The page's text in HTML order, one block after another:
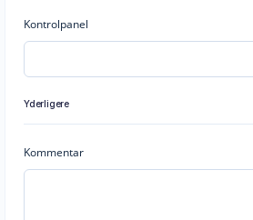
Kontrolpanel
Yderligere
Kommentar